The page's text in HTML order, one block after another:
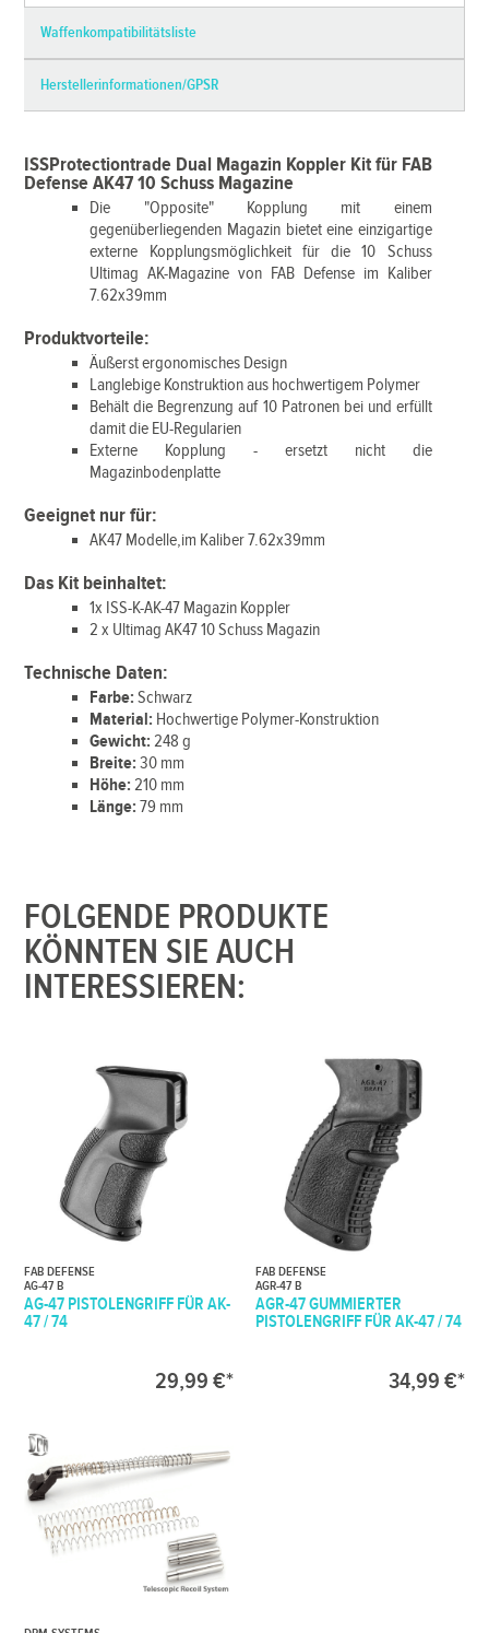
Waffenkompatibilitätsliste
Herstellerinformationen/GPSR
ISSProtectiontrade Dual Magazin Koppler Kit für FAB
Defense AK47 10 Schuss Magazine
Die "Opposite" Kopplung mit einem
gegenüberliegenden Magazin bietet eine einzigartige
externe Kopplungsmöglichkeit für die 10 Schuss
Ultimag AK-Magazine von FAB Defense im Kaliber
7.62x39mm
Produktvorteile:
Äußerst ergonomisches Design
Langlebige Konstruktion aus hochwertigem Polymer
Behält die Begrenzung auf 10 Patronen bei und erfüllt
damit die EU-Regularien
Externe Kopplung - ersetzt nicht die
Magazinbodenplatte
Geeignet nur für:
AK47 Modelle,im Kaliber 7.62x39mm
Das Kit beinhaltet:
1x ISS-K-AK-47 Magazin Koppler
2 x Ultimag AK47 10 Schuss Magazin
Technische Daten:
Farbe:Schwarz
Material: Hochwertige Polymer-Konstruktion
Gewicht:248 g
Breite:30 mm
Höhe:210 mm
Länge:79 mm
FOLGENDE PRODUKTE
KÖNNTEN SIE AUCH
INTERESSIEREN:
FAB DEFENSE
AG-47 B
AG-47 PISTOLENGRIFF FÜR AK-
47 / 74
29,99 €*
FAB DEFENSE
AGR-47 B
AGR-47 GUMMIERTER
PISTOLENGRIFF FÜR AK-47 / 74
34,99 €*